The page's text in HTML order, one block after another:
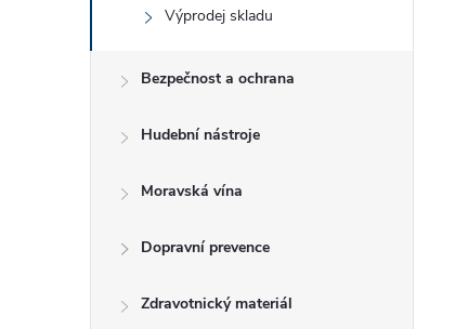
Výprodej skladu
Bezpečnost a ochrana
Hudební nástroje
Moravská vína
Dopravní prevence
Zdravotnický materiál